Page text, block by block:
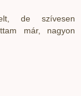
de szívesen
már, nagyon